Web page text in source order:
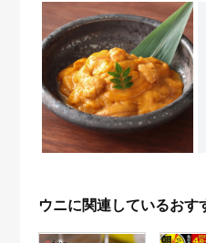
ウニに関連しているおす